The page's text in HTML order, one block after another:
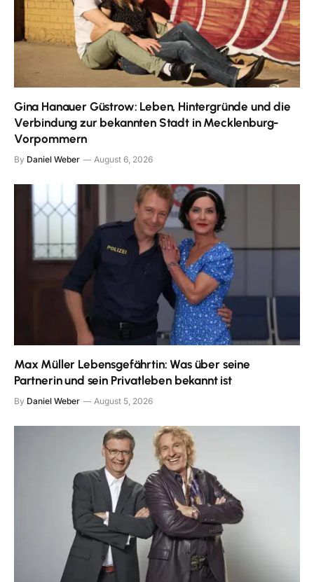
Gina Hanauer Güstrow: Leben, Hintergründe und die
Verbindung zur bekannten Stadt in Mecklenburg-
Vorpommern
By Daniel Weber August 6, 2026
Max Müller Lebensgefährtin: Was über seine
Partnerin und sein Privatleben bekannt ist
By Daniel Weber August 5, 2026